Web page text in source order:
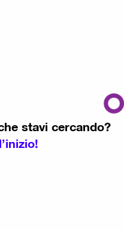
stavi cercando?